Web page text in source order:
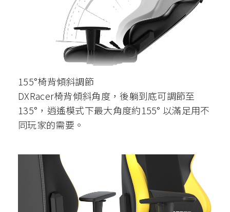
155°椅背傾斜調節
DXRacer椅背傾斜角度，後躺到底可調節至
135°，逍遙模式下最大角度約155° 以滿足用不
同玩家的需要。